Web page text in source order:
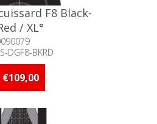
F8 Black-
/ XL°
DGF8-BKRD
Niet voorradig
€109,00